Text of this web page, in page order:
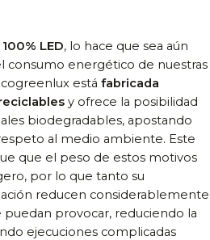
100% LED, lo hace que sea aún
consumo energético de nuestras
está fabricada
y ofrece la posibilidad
biodegradables, apostando
al medio ambiente. Este
que el peso de estos motivos
por lo que tanto su
reducen considerablemente
provocar, reduciendo la
ejecuciones complicadas